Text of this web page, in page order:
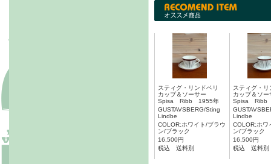
スティグ・リンドベリ
カップ＆ソーサー
Spisa Ribb 1955年
GUSTAVSBERG/Sting
Lindbe
COLOR:ホワイト/ブラウ
ン/ブラック
16,500円
税込 送料別
スティグ・
カップ＆ソ
Spisa Ribb
Lindbe
COLOR:ホワ
ン/ブラック
16,500円
税込 送料別